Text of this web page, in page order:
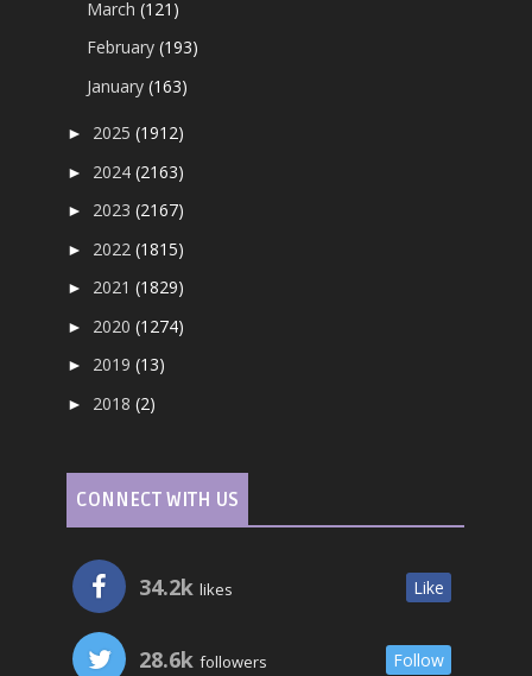
March(121)
February(193)
January(163)
► 2025(1912)
► 2024(2163)
► 2023(2167)
► 2022(1815)
► 2021(1829)
► 2020(1274)
► 2019(13)
► 2018(2)
CONNECT WITH US
34.2k likes Like
28.6k followers Follow